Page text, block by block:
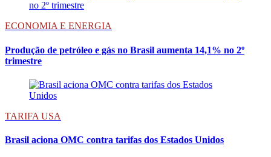
ECONOMIA E ENERGIA
Produção de petróleo e gás no Brasil aumenta 14,1% no 2º
trimestre
TARIFA USA
Brasil aciona OMC contra tarifas dos Estados Unidos